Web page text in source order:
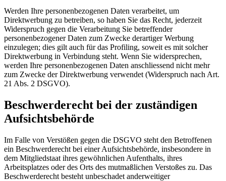
Werden Ihre personenbezogenen Daten verarbeitet, um
Direktwerbung zu betreiben, so haben Sie das Recht, jederzeit
Widerspruch gegen die Verarbeitung Sie betreffender
personenbezogener Daten zum Zwecke derartiger Werbung
einzulegen; dies gilt auch für das Profiling, soweit es mit solcher
Direktwerbung in Verbindung steht. Wenn Sie widersprechen,
werden Ihre personenbezogenen Daten anschliessend nicht mehr
zum Zwecke der Direktwerbung verwendet (Widerspruch nach Art.
21 Abs. 2 DSGVO).
Beschwerderecht bei der zuständigen
Aufsichtsbehörde
Im Falle von Verstößen gegen die DSGVO steht den Betroffenen
ein Beschwerderecht bei einer Aufsichtsbehörde, insbesondere in
dem Mitgliedstaat ihres gewöhnlichen Aufenthalts, ihres
Arbeitsplatzes oder des Orts des mutmaßlichen Verstoßes zu. Das
Beschwerderecht besteht unbeschadet anderweitiger